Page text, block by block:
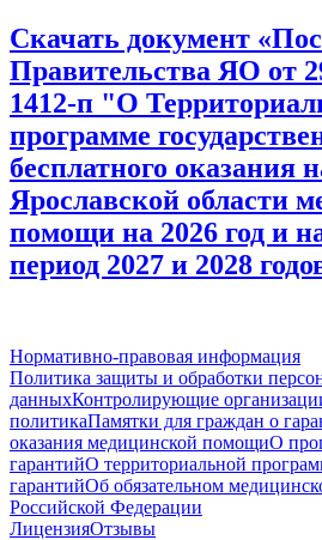
Скачать документ
Правительства ЯО от
1412-п "О
программе
бесплатного оказания
Ярославской области
помощи на 2026 год и
период 2027 и 2028
Нормативно-правовая информация
Политика защиты и обработки
данныхКонтролирующие
политикаПамятки для граждан о
оказания медицинской помощиО
гарантийО территориальной
гарантийОб обязательном
Российской Федерации
ЛицензияОтзывы